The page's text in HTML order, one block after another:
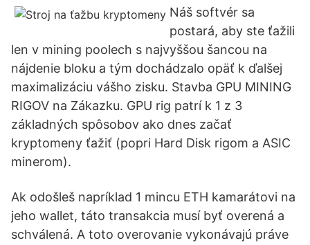
Náš softvér sa
postará, aby ste ťažili
len v mining poolech s najvyššou šancou na
nájdenie bloku a tým dochádzalo opäť k ďalšej
maximalizáciu vášho zisku. Stavba GPU MINING
RIGOV na Zákazku. GPU rig patrí k 1 z 3
základných spôsobov ako dnes začať
kryptomeny ťažiť (popri Hard Disk rigom a ASIC
minerom).
Ak odošleš napríklad 1 mincu ETH kamarátovi na
jeho wallet, táto transakcia musí byť overená a
schválená. A toto overovanie vykonávajú práve